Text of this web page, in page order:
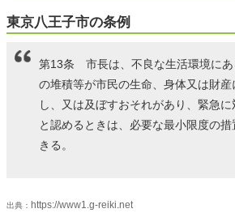
東京八王子市の条例
第13条 市長は、不良な生活環境にあ
の堆積等が市民の生命、身体又は財
し、又は及ぼすおそれがあり、緊急
と認めるときは、必要な最小限度の
きる。
出典： https://www1.g-reiki.net